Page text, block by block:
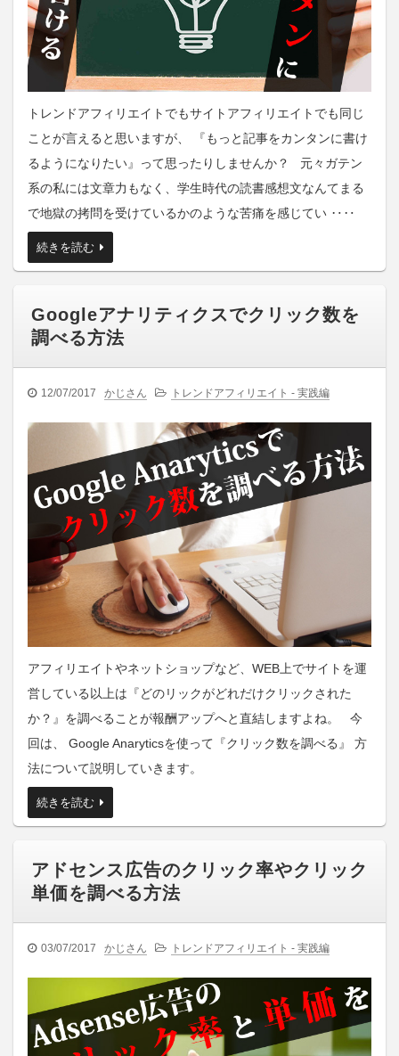
トレンドアフィリエイトでもサイトアフィリエイトでも同じ
ことが言えると思いますが、 『もっと記事をカンタンに書け
るようになりたい』って思ったりしませんか？ 元々ガテン
系の私には文章力もなく、学生時代の読書感想文なんてまる
で地獄の拷問を受けているかのような苦痛を感じてい ‥‥
続きを読む
Googleアナリティクスでクリック数を
調べる方法
12/07/2017 かじさん トレンドアフィリエイト - 実践編
アフィリエイトやネットショップなど、WEB上でサイトを運
営している以上は『どのリックがどれだけクリックされた
か？』を調べることが報酬アップへと直結しますよね。 今
回は、 Google Anaryticsを使って『クリック数を調べる』 方
法について説明していきます。
続きを読む
アドセンス広告のクリック率やクリック
単価を調べる方法
03/07/2017 かじさん トレンドアフィリエイト - 実践編